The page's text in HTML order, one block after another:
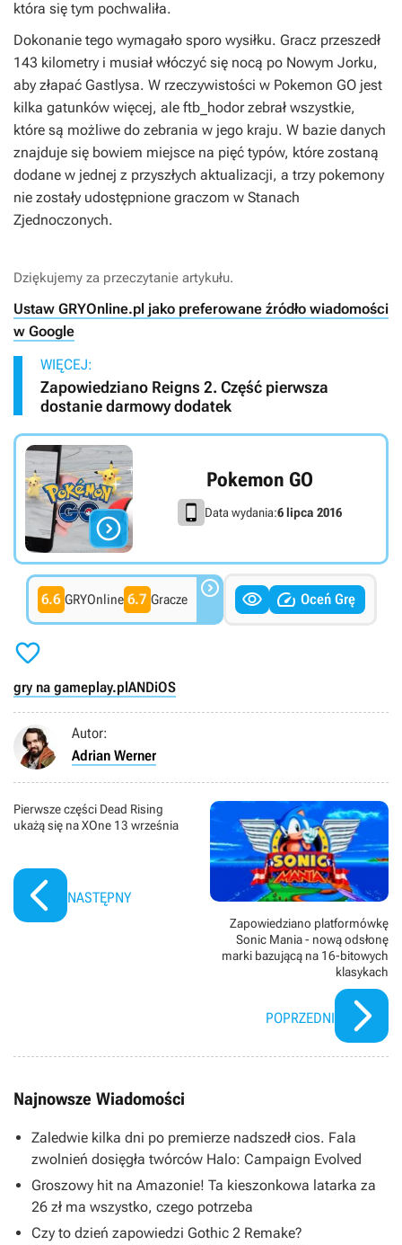
która się tym pochwaliła.
Dokonanie tego wymagało sporo wysiłku. Gracz przeszedł
143 kilometry i musiał włóczyć się nocą po Nowym Jorku,
aby złapać Gastlysa. W rzeczywistości w Pokemon GO jest
kilka gatunków więcej, ale ftb_hodor zebrał wszystkie,
które są możliwe do zebrania w jego kraju. W bazie danych
znajduje się bowiem miejsce na pięć typów, które zostaną
dodane w jednej z przyszłych aktualizacji, a trzy pokemony
nie zostały udostępnione graczom w Stanach
Zjednoczonych.
Dziękujemy za przeczytanie artykułu.
Ustaw GRYOnline.pl jako preferowane źródło wiadomości
w Google
WIĘCEJ:
Zapowiedziano Reigns 2. Część pierwsza
dostanie darmowy dodatek

Pokemon GO
Data wydania:6 lipca 2016
6.6 GRYOnline 6.7 Gracze    Oceń Grę

gry na gameplay.plANDiOS
Autor:
Adrian Werner
Pierwsze części Dead Rising
ukażą się na XOne 13 września
NASTĘPNY
Zapowiedziano platformówkę
Sonic Mania - nową odsłonę
marki bazującą na 16-bitowych
klasykach
POPRZEDNI
Najnowsze Wiadomości
Zaledwie kilka dni po premierze nadszedł cios. Fala
zwolnień dosięgła twórców Halo: Campaign Evolved
Groszowy hit na Amazonie! Ta kieszonkowa latarka za
26 zł ma wszystko, czego potrzeba
Czy to dzień zapowiedzi Gothic 2 Remake?